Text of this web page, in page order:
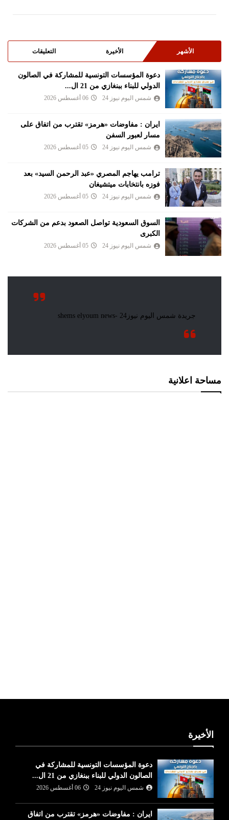
الأشهر الأخيرة التعليقات
دعوة المؤسسات التونسية للمشاركة في الصالون
الدولي للبناء ببنغازي من 21 ال...
شمس اليوم نيوز 24 06 أغسطس 2026
ايران : مفاوضات «هرمز» تقترب من اتفاق على
مسار لعبور السفن
شمس اليوم نيوز 24 05 أغسطس 2026
ترامب يهاجم المصري «عبد الرحمن السيد» بعد
فوزه بانتخابات ميتشيغان
شمس اليوم نيوز 24 05 أغسطس 2026
السوق السعودية تواصل الصعود بدعم من الشركات
الكبرى
شمس اليوم نيوز 24 05 أغسطس 2026
مساحة اعلانية
الأخيرة
دعوة المؤسسات التونسية للمشاركة في
الصالون الدولي للبناء ببنغازي من 21 ال...
شمس اليوم نيوز 24 06 أغسطس 2026
ايران : مفاوضات «هرمز» تقترب من اتفاق